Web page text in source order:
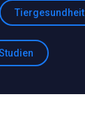
Tiergesundheit